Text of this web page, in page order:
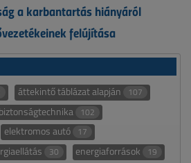
a karbantartás hiányáról
felújítása
áttekintő táblázat alapján 107
biztonságtechnika 102
elektromos autó 17
30 energiaforrások 19